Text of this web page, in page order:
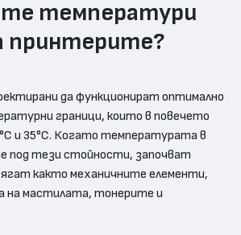
температури
принтерите?
да функционират оптимално
граници, които в повечето
и 35°C. Когато температурата в
под тези стойности, започват
както механичните елементи,
на мастилата, тонерите и